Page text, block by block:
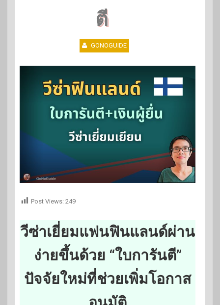
ตี
GONOGUIDE
Post Views: 249
วีซ่าเยี่ยมแฟนฟินแลนด์ผ่าน
ง่ายขึ้นด้วย “ใบการันตี”
ปัจจัยใหม่ที่ช่วยเพิ่มโอกาส